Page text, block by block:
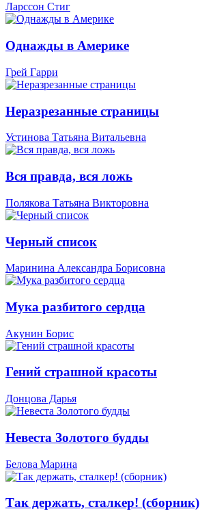
Ларссон Стиг
Однажды в Америке
Грей Гарри
Неразрезанные страницы
Устинова Татьяна Витальевна
Вся правда, вся ложь
Полякова Татьяна Викторовна
Черный список
Маринина Александра Борисовна
Мука разбитого сердца
Акунин Борис
Гений страшной красоты
Донцова Дарья
Невеста Золотого будды
Белова Марина
Так держать, сталкер! (сборник)